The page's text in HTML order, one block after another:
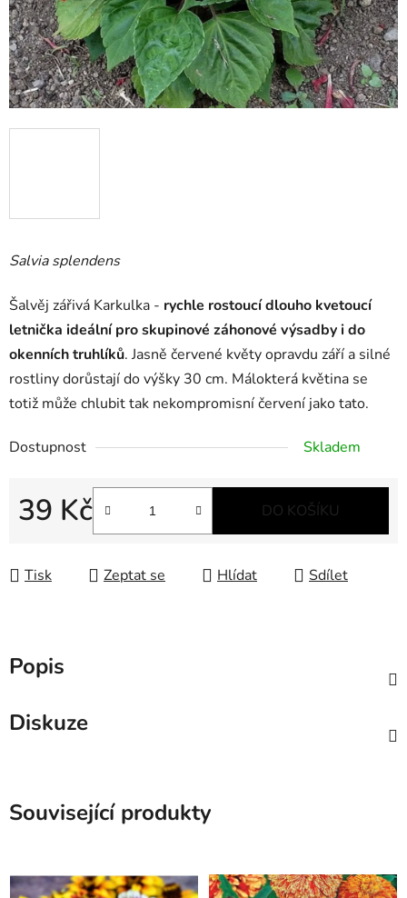
Salvia splendens
Šalvěj zářivá Karkulka - rychle rostoucí dlouho kvetoucí
letnička ideální pro skupinové záhonové výsadby i do
okenních truhlíků. Jasně červené květy opravdu září a silné
rostliny dorůstají do výšky 30 cm. Málokterá květina se
totiž může chlubit tak nekompromisní červení jako tato.
Dostupnost Skladem
39 Kč
Měrná cena:
DO KOŠÍKU
Tisk Zeptat se Hlídat Sdílet
Popis
Diskuze
Související produkty